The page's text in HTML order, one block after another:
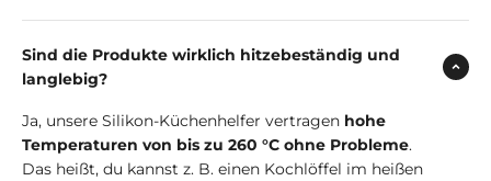
Sind die Produkte wirklich hitzebeständig und
langlebig?
Ja, unsere Silikon-Küchenhelfer vertragen hohe
Temperaturen von bis zu 260 °C ohne Probleme.
Das heißt, du kannst z. B. einen Kochlöffel im heißen